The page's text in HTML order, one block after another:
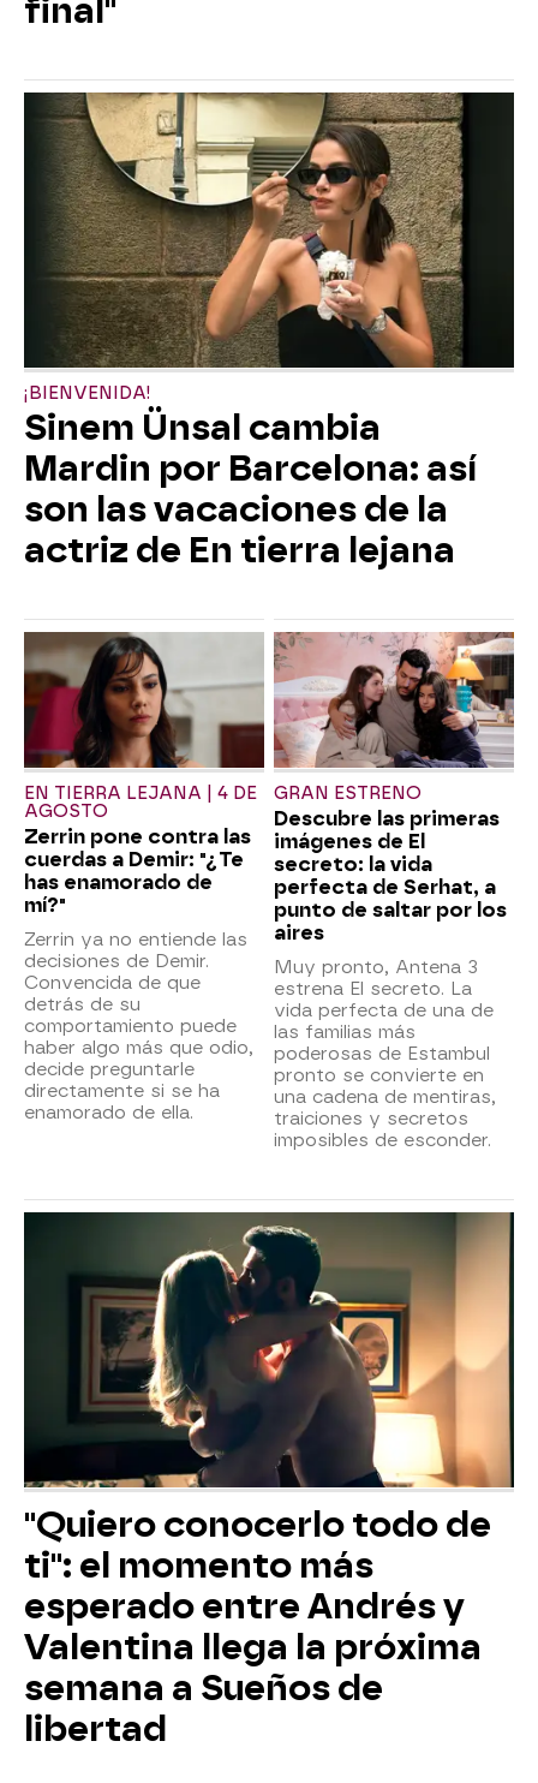
final"
¡BIENVENIDA!
Sinem Ünsal cambia
Mardin por Barcelona: así
son las vacaciones de la
actriz de En tierra lejana
EN TIERRA LEJANA | 4 DE
AGOSTO
Zerrin pone contra las
cuerdas a Demir: "¿Te
has enamorado de
mí?"
Zerrin ya no entiende las
decisiones de Demir.
Convencida de que
detrás de su
comportamiento puede
haber algo más que odio,
decide preguntarle
directamente si se ha
enamorado de ella.
GRAN ESTRENO
Descubre las primeras
imágenes de El
secreto: la vida
perfecta de Serhat, a
punto de saltar por los
aires
Muy pronto, Antena 3
estrena El secreto. La
vida perfecta de una de
las familias más
poderosas de Estambul
pronto se convierte en
una cadena de mentiras,
traiciones y secretos
imposibles de esconder.
"Quiero conocerlo todo de
ti": el momento más
esperado entre Andrés y
Valentina llega la próxima
semana a Sueños de
libertad